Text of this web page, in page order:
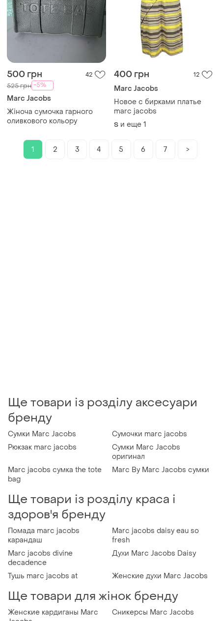
500 грн 42
525 грн -5%
Marc Jacobs
Жіноча сумочка гарного
оливкового кольору
400 грн 12
Marc Jacobs
Новое с бирками платье
marc jacobs
S и еще 1
1 2 3 4 5 6 7 >
Ще товари із розділу аксесуари
бренду
Сумки Marc Jacobs
Сумочки marc jacobs
Рюкзак marc jacobs
Сумки Marc Jacobs
оригинал
Marc jacobs сумка the tote
bag
Marc By Marc Jacobs сумки
Ще товари із розділу краса і
здоров'я бренду
Помада marc jacobs
карандаш
Marc jacobs daisy eau so
fresh
Marc jacobs divine
decadence
Духи Marc Jacobs Daisy
Тушь marc jacobs at Женские духи Marc Jacobs
Ще товари для жінок бренду
Женские кардиганы Marc
Сникерсы Marc Jacobs